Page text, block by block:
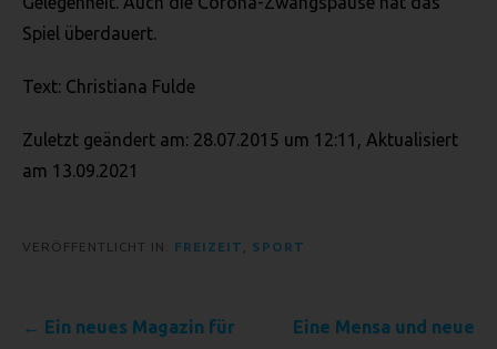
Spiel überdauert.
Text: Christiana Fulde
Zuletzt geändert am: 28.07.2015 um 12:11, Aktualisiert
am 13.09.2021
VERÖFFENTLICHT IN: FREIZEIT SPORT
Beitragsnavigation
← Ein neues Magazin für
Eine Mensa und neue
Besuch der Internetseite erneut seine Zugangsdaten eingeben,
Computersystem des Benutzers abgelegten Cookie
Artikel, die ein Kunde in den virtuellen Warenkorb gelegt hat,
über ein Cookie.
Einstellung des genutzten Internetbrowsers verhindern und
Internetbrowser oder andere Softwareprogramme gelöscht